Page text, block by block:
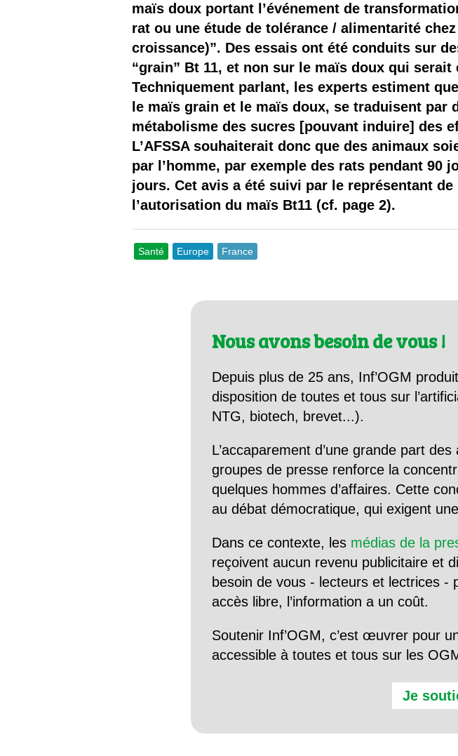
maïs doux portant l’événement de
rat ou une étude de tolérance / alimentarité
croissance)”. Des essais ont été conduits sur
“grain” Bt 11, et non sur le maïs doux qui
Techniquement parlant, les experts estiment
le maïs grain et le maïs doux, se traduisent
métabolisme des sucres [pouvant induire] des
L’AFSSA souhaiterait donc que des animaux
par l’homme, par exemple des rats pendant 90
jours. Cet avis a été suivi par le représentant
l’autorisation du maïs Bt11 (cf. page 2).
Santé Europe France
Nous avons besoin de vous !
Depuis plus de 25 ans, Inf’OGM
disposition de toutes et tous sur
NTG, biotech, brevet...).
L’accaparement d’une grande part
groupes de presse renforce la
quelques hommes d’affaires. Cette
au débat démocratique, qui exigent
Dans ce contexte, les médias de la
reçoivent aucun revenu publicitaire et
besoin de vous - lecteurs et lectrices -
accès libre, l’information a un coût.
Soutenir Inf’OGM, c’est œuvrer pour
accessible à toutes et tous sur les
Je